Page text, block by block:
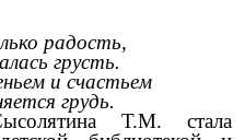
радость,
грусть.
и счастьем
грудь.
Т.М. стала